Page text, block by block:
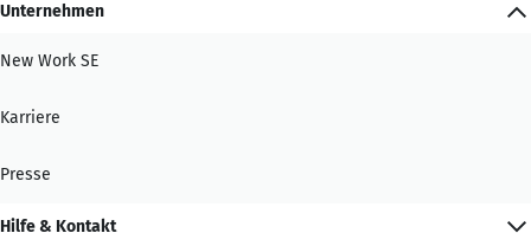
Unternehmen
New Work SE
Karriere
Presse
Hilfe & Kontakt